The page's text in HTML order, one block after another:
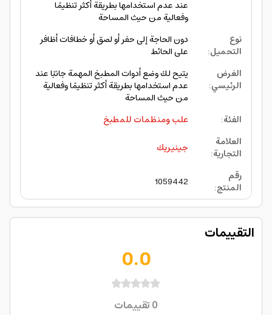
عند عدم استخدامها بطريقة أكثر تنظيمًا
وفعالية من حيث المساحة
نوع
التحميل:
دون الحاجة إلى حفر أو لصق أو خطافات أظافر
على الحائط
الغرض
الرئيسي:
يتيح لك وضع أدوات المطبخ المهمة جانبًا عند
عدم استخدامها بطريقة أكثر تنظيمًا وفعالية
من حيث المساحة
الفئة:
علب ومنظمات للمطبخ
العلامة
التجارية:
جينيريك
رقم
المنتج:
1059442
التقييمات
0.0
0تقييمات